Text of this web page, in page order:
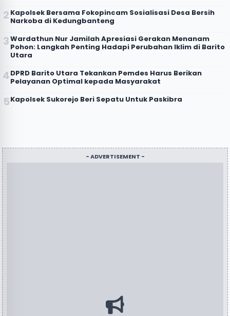
Kapolsek Bersama Fokopincam Sosialisasi Desa Bersih
Narkoba di Kedungbanteng
Wardathun Nur Jamilah Apresiasi Gerakan Menanam
Pohon: Langkah Penting Hadapi Perubahan Iklim di Barito
Utara
DPRD Barito Utara Tekankan Pemdes Harus Berikan
Pelayanan Optimal kepada Masyarakat
Kapolsek Sukorejo Beri Sepatu Untuk Paskibra
- ADVERTISEMENT -